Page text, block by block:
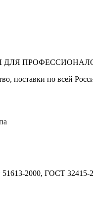
ДЛЯ
поставки по всей
2000, ГОСТ 32415-